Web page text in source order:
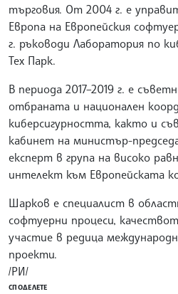
търговия. От 2004 г. е
Европа на Европейския
г. ръководи Лаборатория по
Тех Парк.
В периода 2017–2019 г. е
отбраната и национален
киберсигурността, както и
кабинет на министър-
експерт в група на високо
интелект към Европейската
Шарков е специалист в
софтуерни процеси,
участие в редица
проекти.
/РИ/
СПОДЕЛЕТЕ